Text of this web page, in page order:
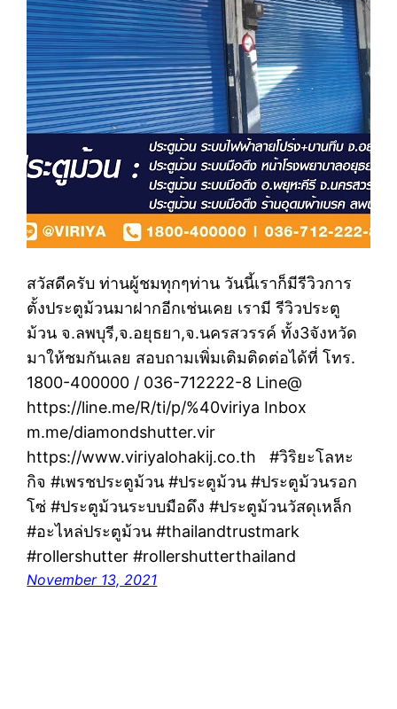
สวัสดีครับ ท่านผู้ชมทุกๆท่าน วันนี้เราก็มีรีวิวการ
ตั้งประตูม้วนมาฝากอีกเช่นเคย เรามี รีวิวประตู
ม้วน จ.ลพบุรี,จ.อยุธยา,จ.นครสวรรค์ ทั้ง3จังหวัด
มาให้ชมกันเลย สอบถามเพิ่มเติมติดต่อได้ที่ โทร.
1800-400000 / 036-712222-8 Line@
https://line.me/R/ti/p/%40viriya Inbox
m.me/diamondshutter.vir
https://www.viriyalohakij.co.th #วิริยะโลหะ
กิจ #เพรชประตูม้วน #ประตูม้วน #ประตูม้วนรอก
โซ่ #ประตูม้วนระบบมือดึง #ประตูม้วนวัสดุเหล็ก
#อะไหล่ประตูม้วน #thailandtrustmark
#rollershutter #rollershutterthailand
November 13, 2021